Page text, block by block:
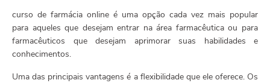
curso de farmácia online é uma opção cada vez mais popular
para aqueles que desejam entrar na área farmacêutica ou para
farmacêuticos que desejam aprimorar suas habilidades e
conhecimentos.
Uma das principais vantagens é a flexibilidade que ele oferece. Os